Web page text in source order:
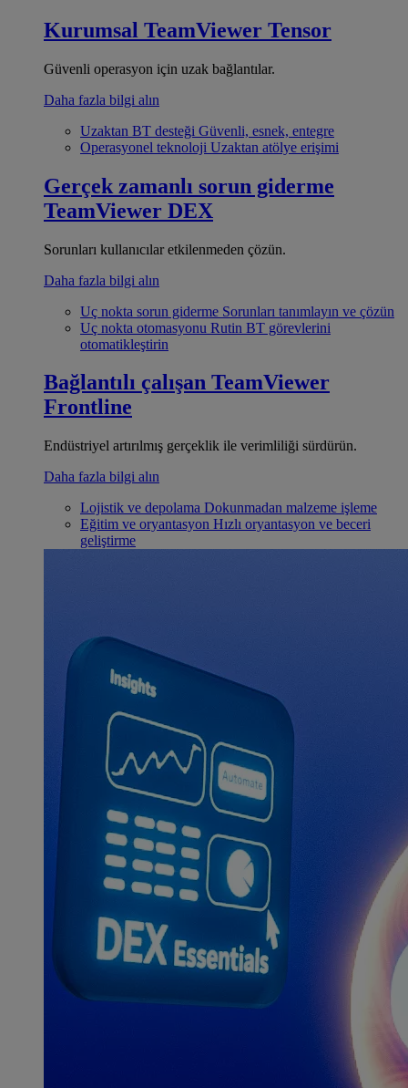
Kurumsal TeamViewer Tensor
Güvenli operasyon için uzak bağlantılar.
Daha fazla bilgi alın
Uzaktan BT desteği Güvenli, esnek, entegre
Operasyonel teknoloji Uzaktan atölye erişimi
Gerçek zamanlı sorun giderme
TeamViewer DEX
Sorunları kullanıcılar etkilenmeden çözün.
Daha fazla bilgi alın
Uç nokta sorun giderme Sorunları tanımlayın ve çözün
Uç nokta otomasyonu Rutin BT görevlerini
otomatikleştirin
Bağlantılı çalışan TeamViewer
Frontline
Endüstriyel artırılmış gerçeklik ile verimliliği sürdürün.
Daha fazla bilgi alın
Lojistik ve depolama Dokunmadan malzeme işleme
Eğitim ve oryantasyon Hızlı oryantasyon ve beceri
geliştirme